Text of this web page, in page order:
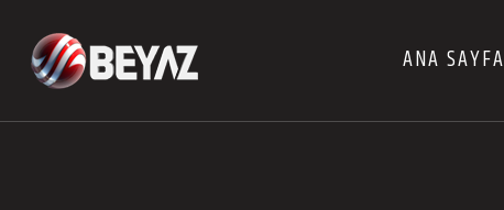
ANA SAYFA